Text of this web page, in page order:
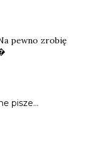
pewno zrobię
pisze…